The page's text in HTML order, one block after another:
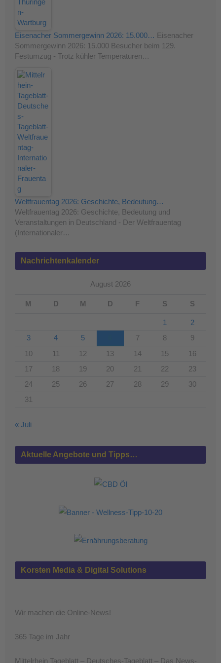
Eisenacher Sommergewinn 2026: 15.000… Eisenacher
Sommergewinn 2026: 15.000 Besucher beim 129.
Festumzug - Trotz kühler Temperaturen…
Weltfrauentag 2026: Geschichte, Bedeutung…
Weltfrauentag 2026: Geschichte, Bedeutung und
Veranstaltungen in Deutschland - Der Weltfrauentag
(Internationaler…
Nachrichtenkalender
August 2026
M D M D F S S
1
2
3
4 5 7 8
9
10
11 12 13 14 15
16
17
18 19 20 21 22
23
24
25 26 27 28 29
30
31
« Juli
Aktuelle Angebote und Tipps…
Korsten Media & Digital Solutions
Wir machen die Online-News!
365 Tage im Jahr
Mittelrhein Tageblatt – Deutsches-Tageblatt – Das News-